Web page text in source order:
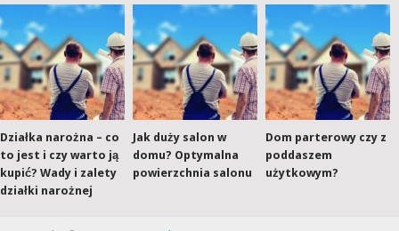
Działka narożna – co
to jest i czy warto ją
kupić? Wady i zalety
działki narożnej
Jak duży salon w
domu? Optymalna
powierzchnia salonu
Dom parterowy czy z
poddaszem
użytkowym?